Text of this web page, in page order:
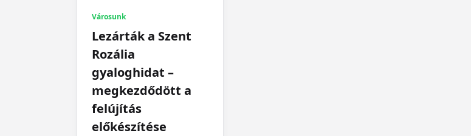
Városunk
Lezárták a Szent
Rozália
gyaloghidat –
megkezdődött a
felújítás
előkészítése